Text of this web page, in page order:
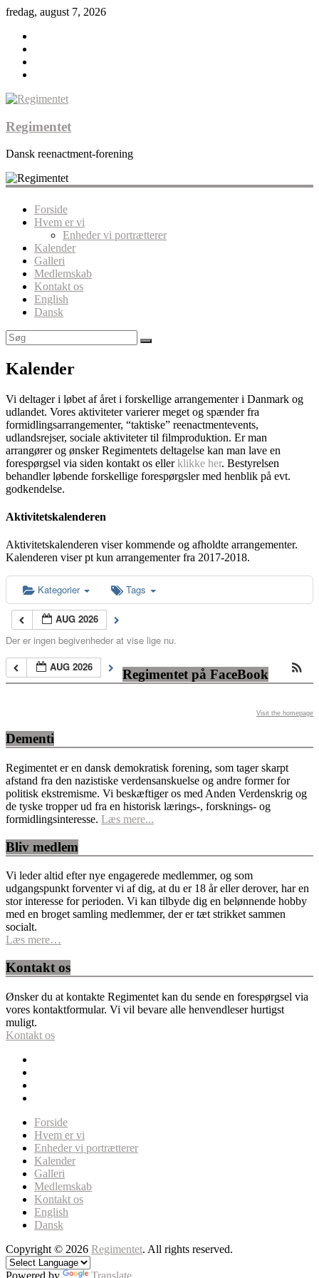
fredag, august 7, 2026
Regimentet
Dansk reenactment-forening
Forside
Hvem er vi
Enheder vi portrætterer
Kalender
Galleri
Medlemskab
Kontakt os
English
Dansk
Kalender
Vi deltager i løbet af året i forskellige arrangementer i Danmark og
udlandet. Vores aktiviteter varierer meget og spænder fra
formidlingsarrangementer, “taktiske” reenactmentevents,
udlandsrejser, sociale aktiviteter til filmproduktion. Er man
arrangører og ønsker Regimentets deltagelse kan man lave en
forespørgsel via siden kontakt os ellerklikke her. Bestyrelsen
behandler løbende forskellige forespørgsler med henblik på evt.
godkendelse.
Aktivitetskalenderen
Aktivitetskalenderen viser kommende og afholdte arrangementer.
Kalenderen viser pt kun arrangementer fra 2017-2018.
Kategorier Tags
AUG 2026
Der er ingen begivenheder at vise lige nu.
AUG 2026
Regimentet på FaceBook
Visit the homepage
Dementi
Regimentet er en dansk demokratisk forening, som tager skarpt
afstand fra den nazistiske verdensanskuelse og andre former for
politisk ekstremisme. Vi beskæftiger os med Anden Verdenskrig og
de tyske tropper ud fra en historisk lærings-, forsknings- og
formidlingsinteresse. Læs mere...
Bliv medlem
Vi leder altid efter nye engagerede medlemmer, og som
udgangspunkt forventer vi af dig, at du er 18 år eller derover, har en
stor interesse for perioden. Vi kan tilbyde dig en belønnende hobby
med en broget samling medlemmer, der er tæt strikket sammen
socialt.
Læs mere…
Kontakt os
Ønsker du at kontakte Regimentet kan du sende en forespørgsel via
vores kontaktformular. Vi vil bevare alle henvendleser hurtigst
muligt.
Kontakt os
Forside
Hvem er vi
Enheder vi portrætterer
Kalender
Galleri
Medlemskab
Kontakt os
English
Dansk
Copyright © 2026 Regimentet. All rights reserved.
Powered by Translate